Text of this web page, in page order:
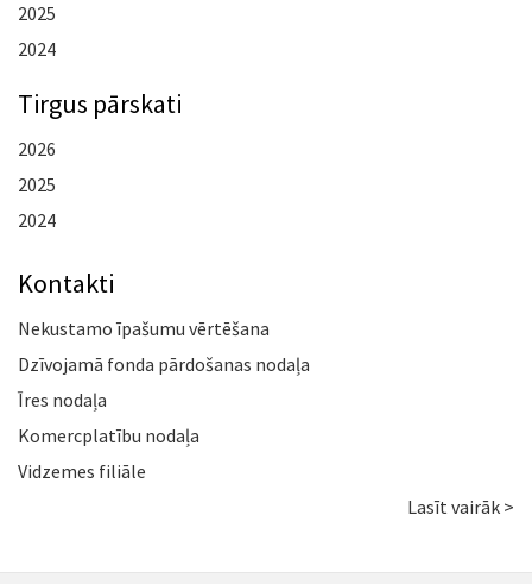
2025
2024
Tirgus pārskati
2026
2025
2024
Kontakti
Nekustamo īpašumu vērtēšana
Dzīvojamā fonda pārdošanas nodaļa
Īres nodaļa
Komercplatību nodaļa
Vidzemes filiāle
Lasīt vairāk >